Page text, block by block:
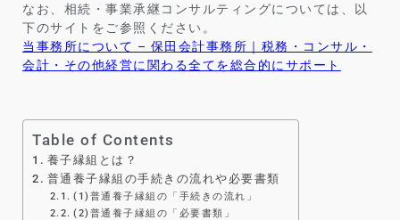
なお、相続・事業承継コンサルティングについては、以
下のサイトをご参照ください。
当事務所について – 保田会計事務所｜税務・コンサル・
会計・その他経営に関わる全てを総合的にサポート
Table of Contents
養子縁組とは？
普通養子縁組の手続きの流れや必要書類
(1)普通養子縁組の「手続きの流れ」
(2)普通養子縁組の「必要書類」